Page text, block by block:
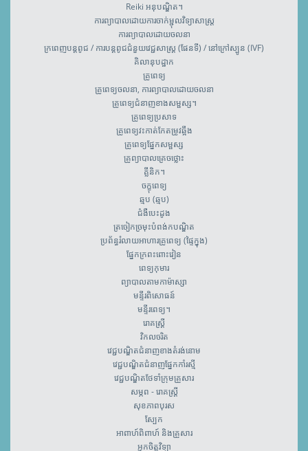
Reiki អនុបណ្ឌិត។
ការព្យាបាលដោយការចាក់ម្ជុលវិទ្យាសាស្រ្ត
ការព្យាបាលដោយចលនា
ក្រពេញបន្តពូជ / ការបន្តពូជជំនួយវេជ្ជសាស្រ្ត (ផែនទី) / នៅក្រៅស្បូន (IVF)
គិលានុបដ្ឋាក
គ្រូពេទ្យ
គ្រូពេទ្យចលនា, ការព្យាបាលដោយចលនា
គ្រូពេទ្យជំនាញខាងសម្ផស្ស។
គ្រូពេទ្យប្រសាទ
គ្រូពេទ្យវះកាត់កែតម្រូវឆ្អឹង
គ្រូពេទ្យ​ផ្នែកសម្ផស្ស
គ្រូព្យាបាលគ្រេចថ្លោះ
គ្លីនិក។
ចក្ខុពេទ្យ
ឆ្មប (ឆ្មប)
ជំងឺបេះដូង
ត្រចៀកច្រមុះបំពង់កបណ្ឌិត
ប្រព័ន្ធរំលាយអាហារគ្រូពេទ្យ (ផ្ទៃក្នុង)
ផ្នែកក្រពះពោះវៀន
ពេទ្យកុមារ
ព្យាបាលតាមកាម៉ាស្សា
មន្ទីរពិសោធន៍
មន្ទីរពេទ្យ។
រោគស្ត្រី
វិកលចរិត
វេជ្ជបណ្ឌិតជំនាញខាងតំរង់នោម
វេជ្ជបណ្ឌិតជំនាញផ្នែកកាំរស្មី
វេជ្ជបណ្ឌិតថែទាំក្រុមគ្រួសារ
សម្ភព - រោគស្ត្រី
សុខភាពបុរស
ស្បែក
អាពាហ៍ពិពាហ៍ និងគ្រួសារ
អ្នកចិត្តវិទ្យា